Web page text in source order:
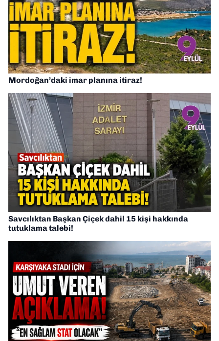
Mordoğan’daki imar planına itiraz!
Savcılıktan Başkan Çiçek dahil 15 kişi hakkında
tutuklama talebi!